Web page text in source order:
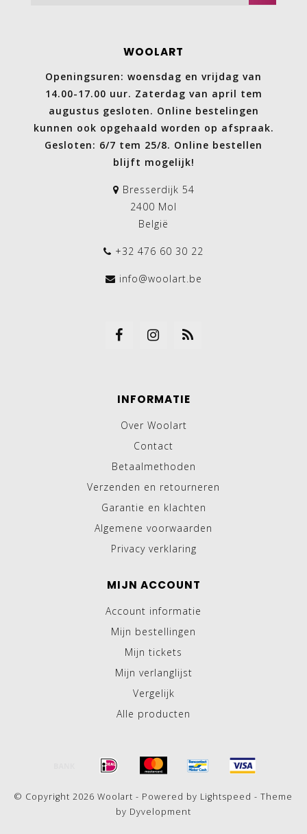
WOOLART
Openingsuren: woensdag en vrijdag van
14.00-17.00 uur. Zaterdag van april tem
augustus gesloten. Online bestelingen
kunnen ook opgehaald worden op afspraak.
Gesloten: 6/7 tem 25/8. Online bestellen
blijft mogelijk!
Bresserdijk 54
2400 Mol
België
+32 476 60 30 22
info@woolart.be
INFORMATIE
Over Woolart
Contact
Betaalmethoden
Verzenden en retourneren
Garantie en klachten
Algemene voorwaarden
Privacy verklaring
MIJN ACCOUNT
Account informatie
Mijn bestellingen
Mijn tickets
Mijn verlanglijst
Vergelijk
Alle producten
© Copyright 2026 Woolart - Powered by Lightspeed - Theme
by Dyvelopment